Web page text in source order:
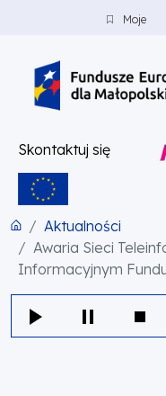
PRZEJDŹ DO TREŚCI
PRZEJDŹ DO MENUMoje
Skontaktuj się
Aktualności
Awaria Sieci
Informacyjnym